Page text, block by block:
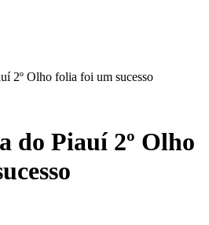
2º Olho folia foi um sucesso
do Piauí 2º Olho